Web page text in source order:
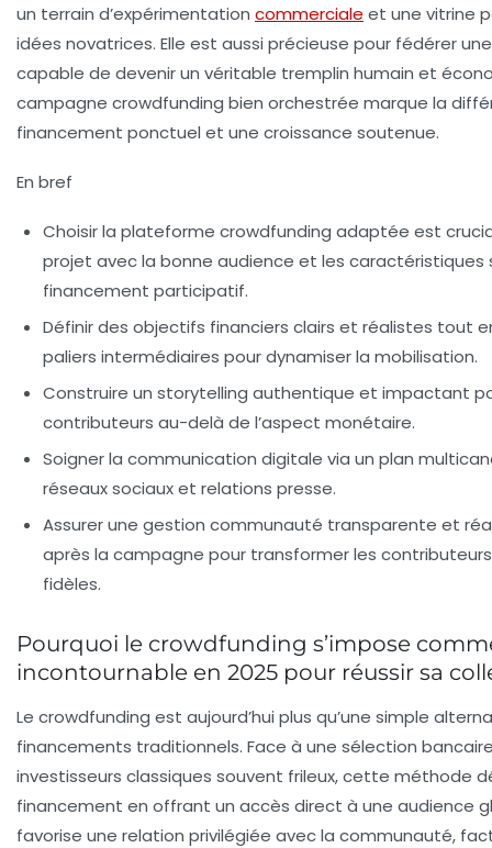
un terrain d’expérimentation commerciale et une vitrine
idées novatrices. Elle est aussi précieuse pour fédérer
capable de devenir un véritable tremplin humain et
campagne crowdfunding bien orchestrée marque la
financement ponctuel et une croissance soutenue.
En bref
Choisir la plateforme crowdfunding adaptée est
projet avec la bonne audience et les caractéristiques
financement participatif.
Définir des objectifs financiers clairs et réalistes tout
paliers intermédiaires pour dynamiser la mobilisation.
Construire un storytelling authentique et impactant
contributeurs au-delà de l’aspect monétaire.
Soigner la communication digitale via un plan
réseaux sociaux et relations presse.
Assurer une gestion communauté transparente et
après la campagne pour transformer les
fidèles.
Pourquoi le crowdfunding s’impose
incontournable en 2025 pour réussir sa
Le crowdfunding est aujourd’hui plus qu’une simple
financements traditionnels. Face à une sélection
investisseurs classiques souvent frileux, cette méthode
financement en offrant un accès direct à une audience
favorise une relation privilégiée avec la communauté,